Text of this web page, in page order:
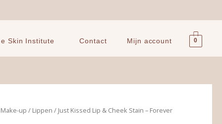
Skin Institute Contact Mijn account 0
up / Lippen / Just Kissed Lip & Cheek Stain – Forever